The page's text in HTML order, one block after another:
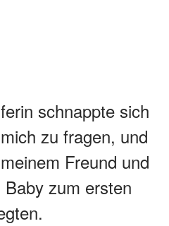
schnappte sich
zu fragen, und
Freund und
zum ersten